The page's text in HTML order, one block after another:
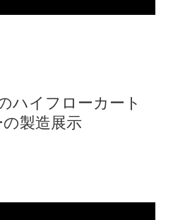
ハイフローカート
製造展示